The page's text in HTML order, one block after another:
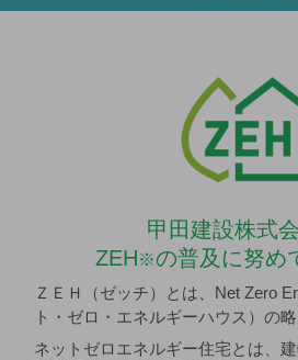
甲田建設株式
ZEH※の普及に努め
ＺＥＨ（ゼッチ）とは、Net Zero
ト・ゼロ・エネルギーハウス）の略
ネットゼロエネルギー住宅とは、